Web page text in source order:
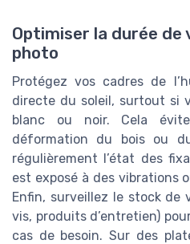
Optimiser la durée de
photo
Protégez vos cadres de
directe du soleil, surtout si
blanc ou noir. Cela
déformation du bois ou
régulièrement l’état des
est exposé à des vibrations
Enfin, surveillez le stock de
vis, produits d’entretien)
cas de besoin. Sur des